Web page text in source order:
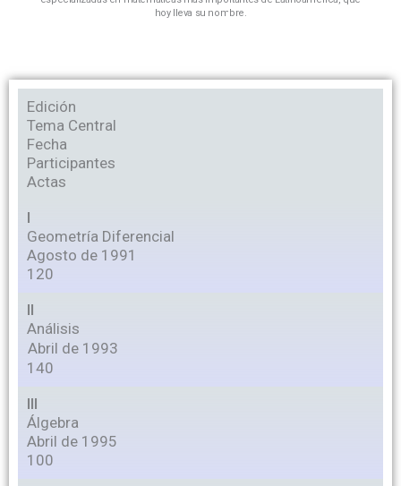
hoy lleva su nombre.
Edición
Tema Central
Fecha
Participantes
Actas
I
Geometría Diferencial
Agosto de 1991
120
II
Análisis
Abril de 1993
140
III
Álgebra
Abril de 1995
100